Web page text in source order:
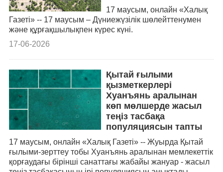
17 маусым, онлайн «Халық
Газеті» -- 17 маусым – Дүниежүзілік шөлейттенумен
және құрғақшылықпен күрес күні.
17-06-2026
Қытай ғылыми
қызметкерлері
Хуанъянь аралынан
көп мөлшерде жасыл
теңіз тасбақа
популяциясын тапты
17 маусым, онлайн «Халық Газеті» -- Жуырда Қытай
ғылыми-зерттеу тобы Хуанъянь аралынан мемлекеттік
қорғаудағы бірінші санаттағы жабайы жануар - жасыл